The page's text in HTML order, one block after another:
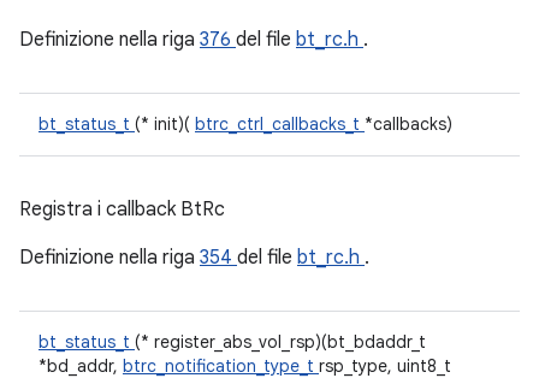
Definizione nella riga 376 del file bt_rc.h .
bt_status_t (* init)( btrc_ctrl_callbacks_t *callbacks)
Registra i callback BtRc
Definizione nella riga 354 del file bt_rc.h .
bt_status_t (* register_abs_vol_rsp)(bt_bdaddr_t
*bd_addr, btrc_notification_type_t rsp_type, uint8_t